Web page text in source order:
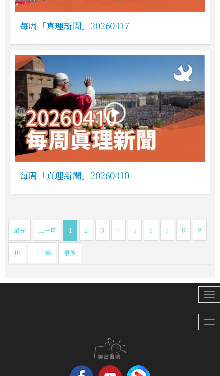
每周「真理新聞」20260417
每周「真理新聞」20260410
最先 上一篇 1 2 3 4 5 6 7 8 9
10 下一篇 最後